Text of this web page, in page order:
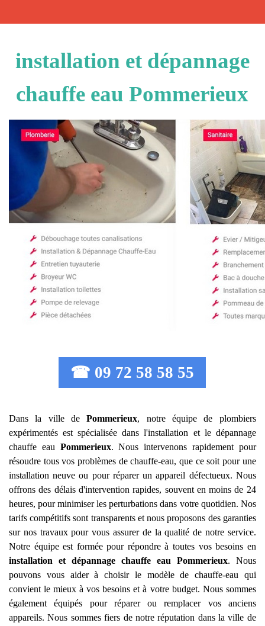
installation et dépannage
chauffe eau Pommerieux
☎ 09 72 58 58 55
Dans la ville dePommerieux, notre équipe de plombiers
expérimentés est spécialisée dans l'installation et le dépannage
chauffe eau Pommerieux. Nous intervenons rapidement pour
résoudre tous vos problèmes de chauffe-eau, que ce soit pour une
installation neuve ou pour réparer un appareil défectueux. Nous
offrons des délais d'intervention rapides, souvent en moins de 24
heures, pour minimiser les perturbations dans votre quotidien. Nos
tarifs compétitifs sont transparents et nous proposons des garanties
sur nos travaux pour vous assurer de la qualité de notre service.
Notre équipe est formée pour répondre à toutes vos besoins en
installation et dépannage chauffe eau
Pommerieux. Nous
pouvons vous aider à choisir le modèle de chauffe-eau qui
convient le mieux à vos besoins et à votre budget. Nous sommes
également équipés pour réparer ou remplacer vos anciens
appareils. Nous sommes fiers de notre réputation dans la ville de